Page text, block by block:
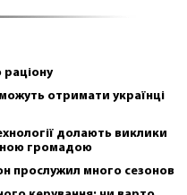
отримати українці
долають виклики
громадою
прослужил много сезонов